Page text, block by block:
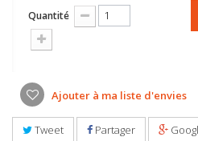
Quantité
Ajouter à ma liste d'envies
Tweet Partager